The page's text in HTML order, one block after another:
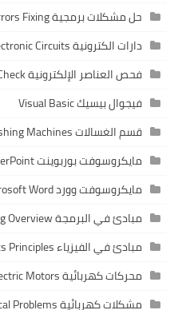
حل مشكلات برمجية Software Errors Fixing
دارات الكترونية Electronic Circuits
فحص العناصر الإلكترونية Electronics Check
فيجوال بيسيك Visual Basic
قسم الغسالات Washing Machines
مايكروسوفت بوربوينت Microsoft PowerPoint
مايكروسوفت وورد Microsoft Word
مبادئ في البرمجة Programming Overview
مبادئ في الفيزياء Physics Principles
محركات كهربائية Electric Motors
مشكلات كهربائية Electrical Problems